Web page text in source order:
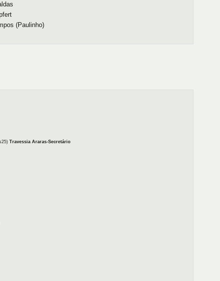
(Paulinho)
Travessia Araras-Secretário